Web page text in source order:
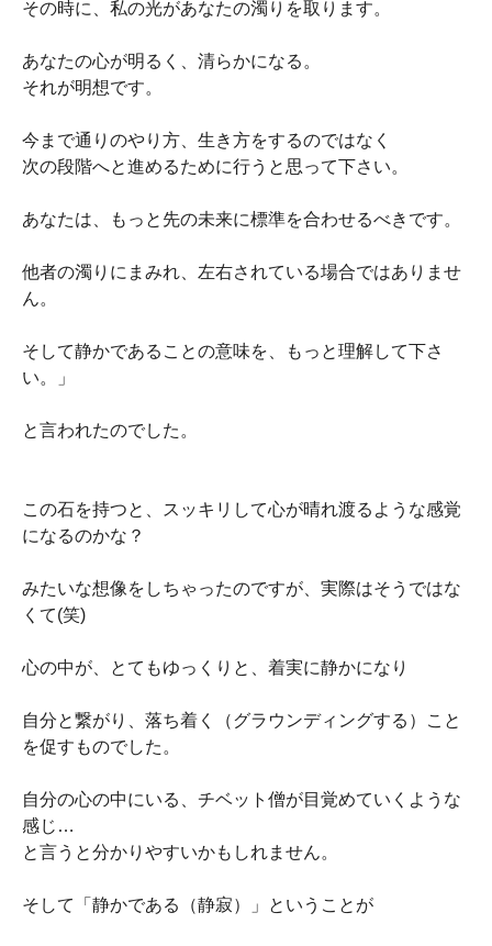
その時に、私の光があなたの濁りを取ります。
あなたの心が明るく、清らかになる。
それが明想です。
今まで通りのやり方、生き方をするのではなく
次の段階へと進めるために行うと思って下さい。
あなたは、もっと先の未来に標準を合わせるべきです。
他者の濁りにまみれ、左右されている場合ではありませ
ん。
そして静かであることの意味を、もっと理解して下さ
い。」
と言われたのでした。
この石を持つと、スッキリして心が晴れ渡るような感覚
になるのかな？
みたいな想像をしちゃったのですが、実際はそうではな
くて(笑)
心の中が、とてもゆっくりと、着実に静かになり
自分と繋がり、落ち着く（グラウンディングする）こと
を促すものでした。
自分の心の中にいる、チベット僧が目覚めていくような
感じ…
と言うと分かりやすいかもしれません。
そして「静かである（静寂）」ということが